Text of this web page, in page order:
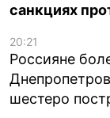
санкциях
20:21
Россияне
шестеро